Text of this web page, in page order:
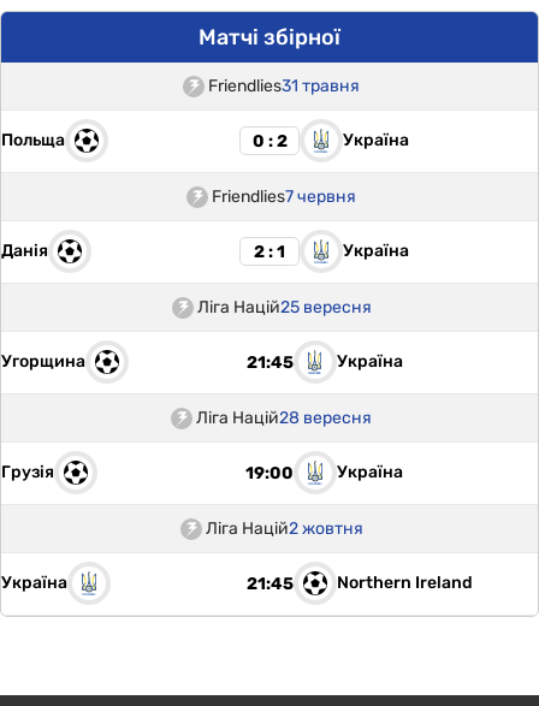
Матчі збірної
Friendlies31 травня
Польща 0 : 2 Україна
Friendlies7 червня
Данія 2 : 1 Україна
Ліга Націй25 вересня
Угорщина 21:45 Україна
Ліга Націй28 вересня
Грузія 19:00 Україна
Ліга Націй2 жовтня
Україна 21:45 Northern Ireland